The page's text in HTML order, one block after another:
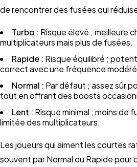
de rencontrer des fusées qui
Turbo : Risque élevé ; meilleure
multiplicateurs mais plus de fusées.
Rapide : Risque équilibré ;
correct avec une fréquence
Normal : Par défaut ; assez sûr
tout en offrant des boosts
Lent : Risque minimal ; moins de
limitée des multiplicateurs.
Les joueurs qui aiment les courtes
souvent par Normal ou Rapide pour